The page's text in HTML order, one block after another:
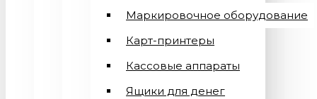
Маркировочное оборудование
Карт-принтеры
Кассовые аппараты
Ящики для денег